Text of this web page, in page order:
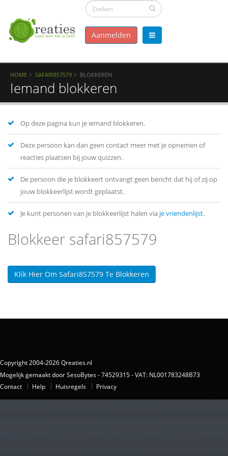
Aanmelden
HOME SAFARI857579 BLOKKEREN
Iemand blokkeren
Op deze pagina kun je iemand blokkeren.
Deze persoon kan dan geen contact meer met je opnemen of
reacties plaatsen bij jouw quizzen.
De persoon die je blokkeert ontvangt geen bericht dat hij of zij op
jouw blokkeerlijst wordt geplaatst.
Je kunt personen van je blokkeerlijst halen via je vriendenlijst.
Blokkeer safari857579
Klik Hier Om Safari857579 Te Blokkeren
Copyright 2004-2026 Qreaties.nl
Mogelijk gemaakt door SesoBytes - 74529315 - VAT: NL001783248B73
Contact
Help Huisregels Privacy